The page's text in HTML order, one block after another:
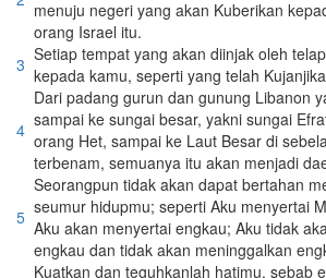
menuju negeri yang akan Kuberikan
orang Israel itu.
3 Setiap tempat yang akan diinjak oleh
kepada kamu, seperti yang telah
4
Dari padang gurun dan gunung Libanon
sampai ke sungai besar, yakni sungai
orang Het, sampai ke Laut Besar di
terbenam, semuanya itu akan menjadi
5
Seorangpun tidak akan dapat bertahan
seumur hidupmu; seperti Aku menyertai
Aku akan menyertai engkau; Aku tidak
engkau dan tidak akan meninggalkan
Kuatkan dan teguhkanlah hatimu, sebab